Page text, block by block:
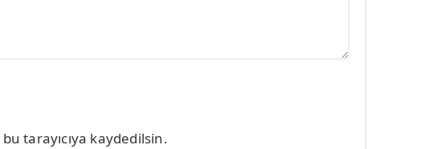
tarayıcıya kaydedilsin.